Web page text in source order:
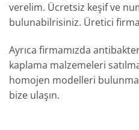
verelim. Ücretsiz keşif ve
bulunabilrisiniz. Üretici
Ayrıca firmamızda
kaplama malzemeleri
homojen modelleri
bize ulaşın.